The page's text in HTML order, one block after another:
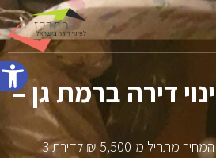
פתח
דירה ברמת גן –
פינוי דירת ירושה ברמת גן: המחיר מתחיל מ-5,500 ₪ לדירת 3